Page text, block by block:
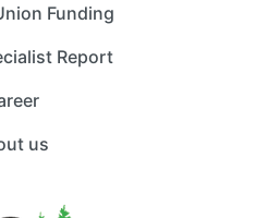
Funding
Report
us